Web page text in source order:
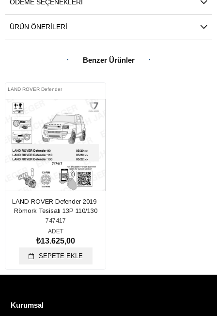
ÖDEME SEÇENEKLERI
ÜRÜN ÖNERILERI
Benzer Ürünler
LAND ROVER Defender
LAND ROVER Defender 2019-
Römork Tesisatı 13P 110/130
747417
ADET
₺13.625,00
SEPETE EKLE
Kurumsal